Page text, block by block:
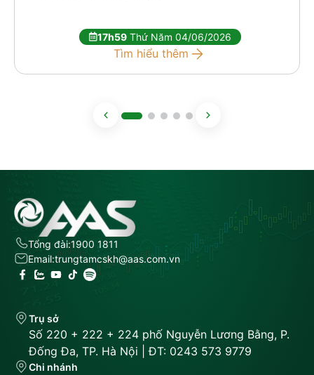
17h59Thứ Năm 04/06/2026
Tìm hiểu thêm
Tổng đài:1900 1811
Email:trungtamcskh@aas.com.vn
Trụ sở
Số 220 + 222 + 224 phố Nguyễn Lương Bằng, P.
Đống Đa, TP. Hà Nội | ĐT: 0243 573 9779
Chi nhánh